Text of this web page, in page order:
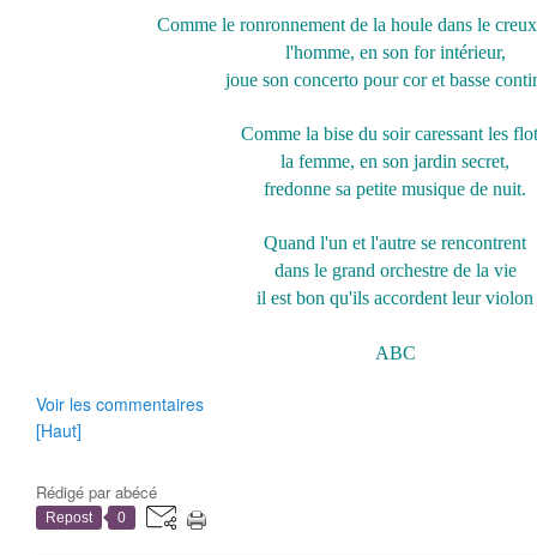
Comme le ronronnement de la houle dans le
l'homme, en son for intérieur,
joue son concerto pour cor et basse
Comme la bise du soir caressant les
la femme, en son jardin secret,
fredonne sa petite musique de nuit.
Quand l'un et l'autre se rencontrent
dans le grand orchestre de la vie
il est bon qu'ils accordent leur violon
ABC
Voir les commentaires
[Haut]
Rédigé parabécé
Repost 0